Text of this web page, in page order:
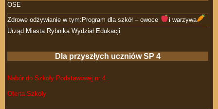
OSE
Zdrowe odżywianie w tym:Program dla szkół – owoce
i warzywa
Urząd Miasta Rybnika Wydział Edukacji
Dla przyszłych uczniów SP 4
Nabór do Szkoły Podstawowej nr 4
Oferta Szkoły